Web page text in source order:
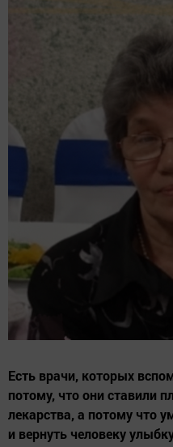
Есть врачи, которых
потому, что они ставили
лекарства, а потому что
и вернуть человеку